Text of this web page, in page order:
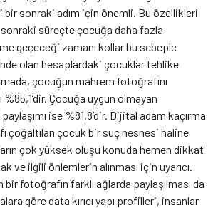
sonraki adım için önemli. Bu özellikleri
süreçte çocuğa daha fazla
geçeceği zamanı kollar bu sebeple
olan hesaplardaki çocuklar tehlike
çocuğun mahrem fotoğrafını
%85,1’dir. Çocuğa uygun olmayan
ise %81,8’dir. Dijital adam kaçırma
çoğaltılan çocuk bir suç nesnesi haline
çok yüksek oluşu konuda hemen dikkat
ve ilgili önlemlerin alınması için uyarıcı.
bir fotoğrafın farklı ağlarda paylaşılması da
göre data kırıcı yapı profilleri, insanlar